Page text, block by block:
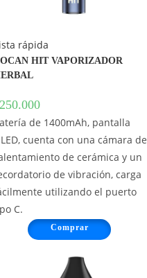
rápida
HIT VAPORIZADOR
250.000
de 1400mAh, pantalla
cuenta con una cámara de
de cerámica y un
de vibración, carga
utilizando el puerto
C.
Comprar